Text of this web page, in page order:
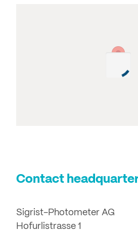
Contact
Sigrist-Photometer AG
Hofurlistrasse 1